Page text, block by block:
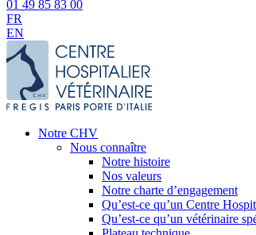
01 49 85 83 00
FR
EN
Notre CHV
Nous connaître
Notre histoire
Nos valeurs
Notre charte d’engagement
Qu’est-ce qu’un Centre
Qu’est-ce qu’un vétérinaire